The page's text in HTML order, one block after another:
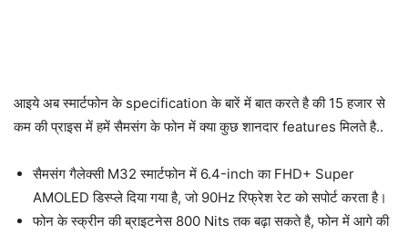
आइये अब स्मार्टफोन के specification के बारें में बात करते है की 15 हजार से
कम की प्राइस में हमें सैमसंग के फोन में क्या कुछ शानदार features मिलते है..
सैमसंग गैलेक्सी M32 स्मार्टफोन में 6.4-inch का FHD+ Super
AMOLED डिस्प्ले दिया गया है, जो 90Hz रिफ्रेश रेट को सपोर्ट करता है।
फोन के स्क्रीन की ब्राइटनेस 800 Nits तक बढ़ा सकते है, फोन में आगे की